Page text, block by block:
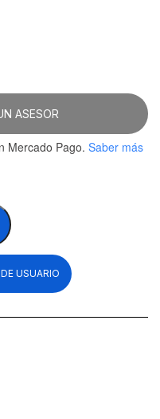
ASESOR
Mercado Pago. Saber más
USUARIO